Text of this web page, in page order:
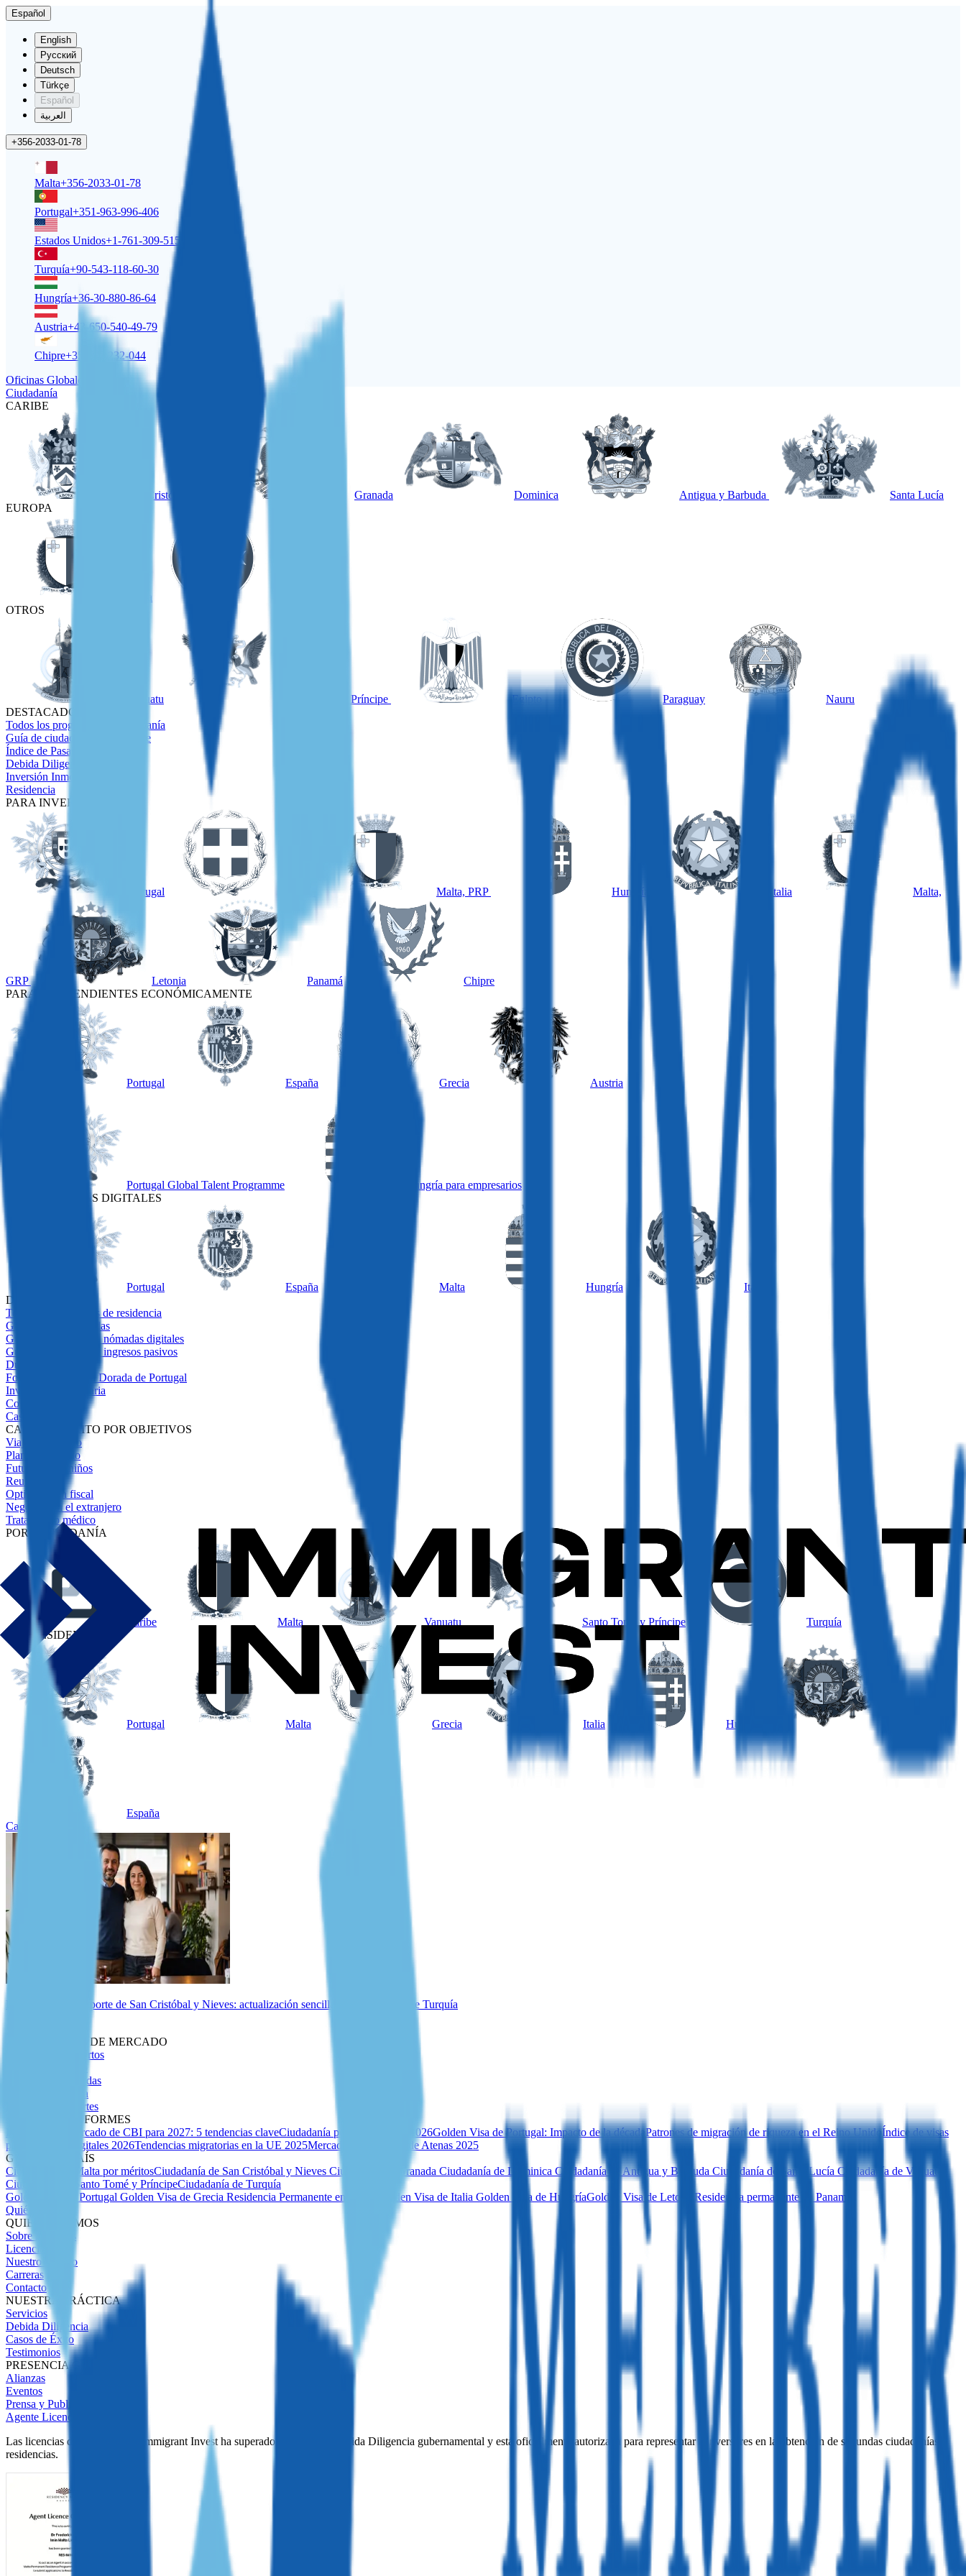
Español
English
Русский
Deutsch
Türkçe
Español
العربية
+356-2033-01-78
Malta+356-2033-01-78
Portugal+351-963-996-406
Estados Unidos+1-761-309-5158
Turquía+90-543-118-60-30
Hungría+36-30-880-86-64
Austria+43-650-540-49-79
Chipre+357-22-232-044
Oficinas Globales
Ciudadanía
CARIBE
San Cristóbal y Nieves Granada Dominica Antigua y Barbuda
Santa Lucía
EUROPA
Malta
OTROS
Vanuatu Santo Tomé y Príncipe Egipto Paraguay
Nauru
DESTACADOS
Todos los programas de ciudadanía
Guía de ciudadanía en el Caribe
Índice de Pasaportes
Debida Diligencia
Inversión Inmobiliaria
Residencia
PARA INVERSORES
Portugal Malta, PRP Hungría Italia Malta,
GRP Letonia Panamá
Chipre
PARA INDEPENDIENTES ECONÓMICAMENTE
Portugal España Grecia
Austria
OTRO
Portugal Global Talent Programme
Hungría para empresarios
PARA NÓMADAS DIGITALES
Portugal España Malta Hungría
Italia
DESTACADO
Todos los programas de residencia
Guía de Visas Doradas
Guía de visados ​​para nómadas digitales
Guía de visados ​​para ingresos pasivos
Due Diligence
Fondos para la Visa Dorada de Portugal
Inversión Inmobiliaria
Comparativa
Casos de Éxito
CASOS DE ÉXITO POR OBJETIVOS
Viajes sin visado
Plan de respaldo
Futuro de los niños
Reubicación
Optimización fiscal
Negocios en el extranjero
Tratamiento médico
POR CIUDADANÍA
Caribe Malta Vanuatu Santo Tomé y Príncipe
Turquía
POR RESIDENCIA
Portugal Malta Grecia Italia Hungría
España
Caso destacado
Biometría del pasaporte de San Cristóbal y Nieves: actualización sencilla para inversores de Turquía
INTELIGENCIA DE MERCADO
Artículos de Expertos
Guías Especializadas
Debida Diligencia
Índice de Pasaportes
ANÁLISIS E INFORMES
Previsión del mercado de CBI para 2027: 5 tendencias claveCiudadanía por inversión en 2026Golden Visa de Portugal: Impacto de la décadaPatrones de migración de riqueza en el Reino UnidoÍndice de visas
para nómadas digitales 2026Tendencias migratorias en la UE 2025Mercado inmobiliario de Atenas 2025
GUÍAS POR PAÍS
Ciudadanía de Malta por méritosCiudadanía de San Cristóbal y Nieves Ciudadanía de Granada Ciudadanía de Dominica Ciudadanía de Antigua y Barbuda Ciudadanía de Santa Lucía Ciudadanía de Vanuatu
Ciudadanía de Santo Tomé y PríncipeCiudadanía de Turquía
Golden Visa de Portugal Golden Visa de Grecia Residencia Permanente en Malta Golden Visa de Italia Golden Visa de HungríaGolden Visa de Letonia
Residencia permanente en Panamá
Quiénes Somos
QUIÉNES SOMOS
Sobre Nosotros
Licencias
Nuestro Equipo
Carreras
Contacto
NUESTRA PRÁCTICA
Servicios
Debida Diligencia
Casos de Éxito
Testimonios
PRESENCIA GLOBAL
Alianzas
Eventos
Prensa y Publicaciones
Agente Licenciado
Las licencias demuestran que Immigrant Invest ha superado una estricta Debida Diligencia gubernamental y está oficialmente autorizada para representar a inversores en la obtención de segundas ciudadanías o
residencias.